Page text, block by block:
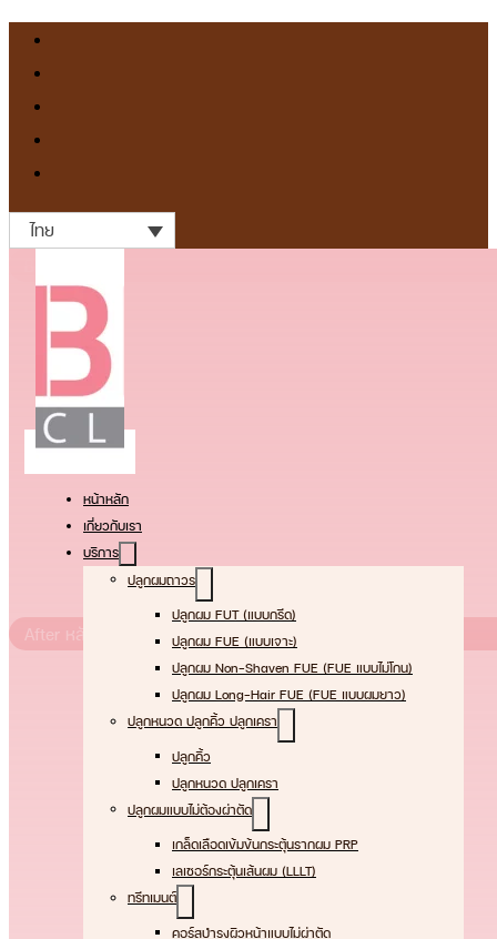
ไทย
หน้าหลัก
เกี่ยวกับเรา
บริการ
ปลูกผมถาวร
ปลูกผม FUT (แบบกรีด)
ปลูกผม FUE (แบบเจาะ)
ปลูกผม Non-Shaven FUE (FUE แบบไม่โกน)
ปลูกผม Long-Hair FUE (FUE แบบผมยาว)
ปลูกหนวด ปลูกคิ้ว ปลูกเครา
ปลูกคิ้ว
ปลูกหนวด ปลูกเครา
ปลูกผมแบบไม่ต้องผ่าตัด
เกล็ดเลือดเข้มข้นกระตุ้นรากผม PRP
เลเซอร์กระตุ้นเส้นผม (LLLT)
ทรีทเมนต์
คอร์สบำรุงผิวหน้าแบบไม่ผ่าตัด
After หลัง